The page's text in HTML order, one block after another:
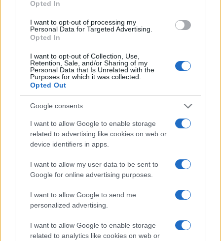
Opted In
I want to opt-out of processing my
Personal Data for Targeted Advertising.
Opted In
I want to opt-out of Collection, Use,
Retention, Sale, and/or Sharing of my
Personal Data that Is Unrelated with the
Purposes for which it was collected.
Opted Out
Google consents
I want to allow Google to enable storage
related to advertising like cookies on web or
device identifiers in apps.
I want to allow my user data to be sent to
Google for online advertising purposes.
I want to allow Google to send me
personalized advertising.
I want to allow Google to enable storage
related to analytics like cookies on web or
odstranjeni. Pravila komentiranja →
Failed to fetch
Kategorije: Slovenija in svet
Ključne besede: covid-19
koronavirus
pandemija zaprtje države
Več iz kategorije Slovenija in svet